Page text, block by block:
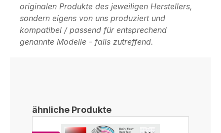
originalen Produkte des jeweiligen Herstellers,
sondern eigens von uns produziert und
kompatibel / passend für entsprechend
genannte Modelle - falls zutreffend.
Produktgalerie überspringen
ähnliche Produkte